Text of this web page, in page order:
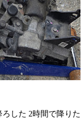
した 2時間で降りた